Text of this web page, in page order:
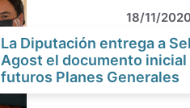
18/11/
La Diputación entrega a
Agost el documento inicial
futuros Planes Generales